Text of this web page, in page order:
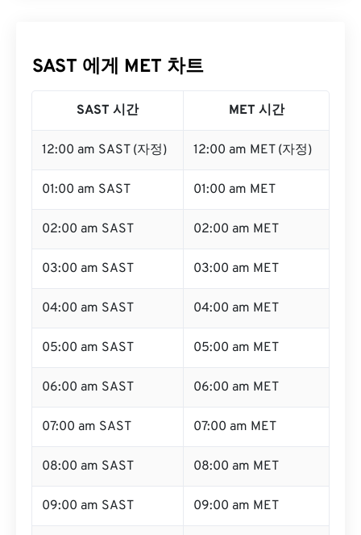
SAST 에게 MET 차트
SAST 시간 MET 시간
12:00 am SAST (자정) 12:00 am MET (자정)
01:00 am SAST 01:00 am MET
02:00 am SAST 02:00 am MET
03:00 am SAST 03:00 am MET
04:00 am SAST 04:00 am MET
05:00 am SAST 05:00 am MET
06:00 am SAST 06:00 am MET
07:00 am SAST 07:00 am MET
08:00 am SAST 08:00 am MET
09:00 am SAST 09:00 am MET